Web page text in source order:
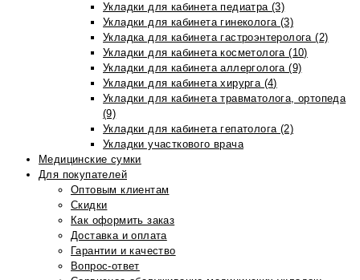
Укладки для кабинета педиатра (3)
Укладки для кабинета гинеколога (3)
Укладка для кабинета гастроэнтеролога (2)
Укладки для кабинета косметолога (10)
Укладки для кабинета аллерголога (9)
Укладки для кабинета хирурга (4)
Укладки для кабинета травматолога, ортопеда
(9)
Укладки для кабинета гепатолога (2)
Укладки участкового врача
Медицинские сумки
Для покупателей
Оптовым клиентам
Скидки
Как оформить заказ
Доставка и оплата
Гарантии и качество
Вопрос-ответ